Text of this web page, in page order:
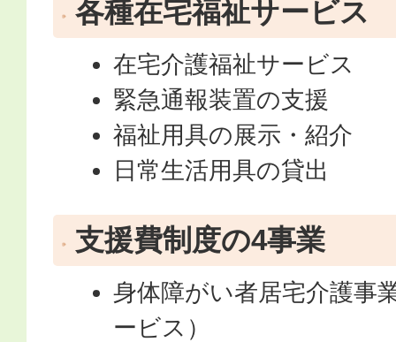
各種在宅福祉サービス
在宅介護福祉サービス
緊急通報装置の支援
福祉用具の展示・紹介
日常生活用具の貸出
支援費制度の4事業
身体障がい者居宅介護事
ービス）